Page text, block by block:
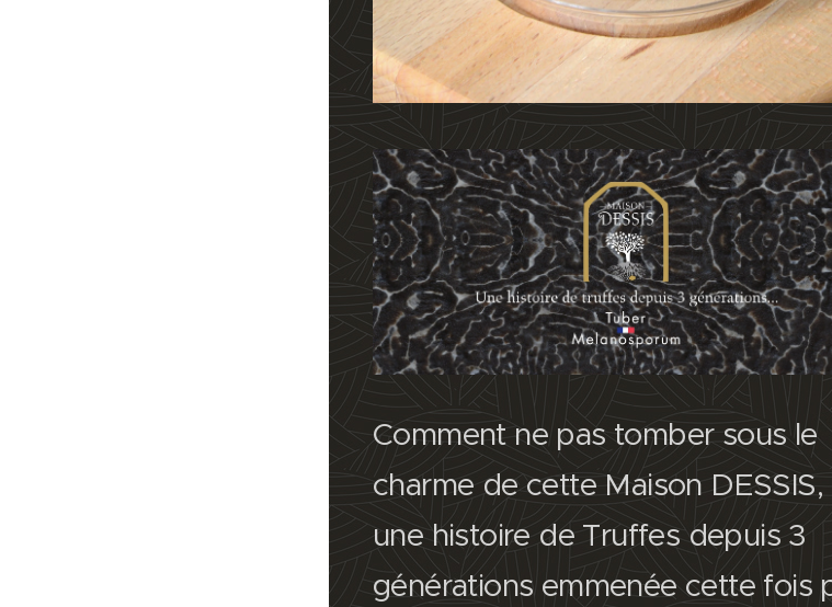
Comment ne pas tomber sous le
charme de cette Maison DESSIS,
une histoire de Truffes depuis 3
générations emmenée cette fois